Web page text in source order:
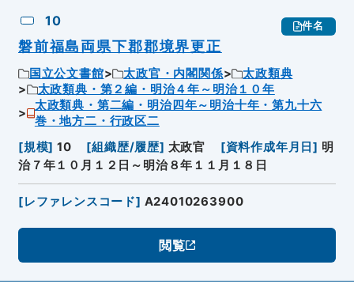
10 件名
磐前福島両県下郡郡境界更正
国立公文書館 太政官・内閣関係
太政類典
太政類典・第２編・明治４年～明治１０年
太政類典・第二編・明治四年～明治十年・第九十六
巻・地方二・行政区二
[規模] 10 [組織歴/履歴] 太政官 [資料作成年月日] 明
治７年１０月１２日～明治８年１１月１８日
[レファレンスコード] A24010263900
閲覧